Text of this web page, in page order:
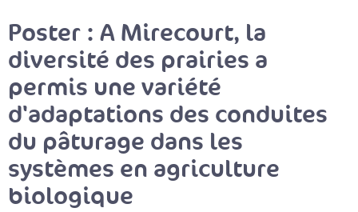
Poster : A Mirecourt, la
diversité des prairies a
permis une variété
d'adaptations des conduites
du pâturage dans les
systèmes en agriculture
biologique